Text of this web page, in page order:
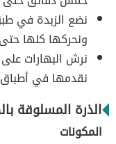
نضع الزبدة في
ونحركها كلها
نرش البهارات
نقدمها في أطباق
الذرة المسلوقة
المكونات